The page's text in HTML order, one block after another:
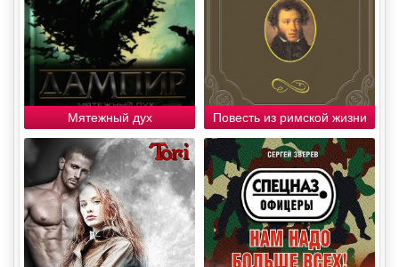
Мятежный дух Повесть из римской жизни